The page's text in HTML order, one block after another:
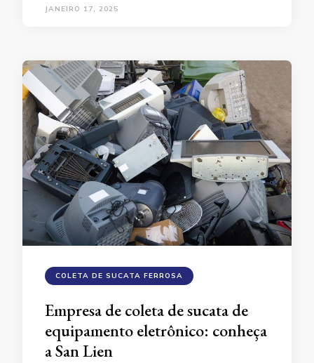
JANEIRO 17, 2025
COLETA DE SUCATA FERROSA
Empresa de coleta de sucata de
equipamento eletrônico: conheça
a San Lien